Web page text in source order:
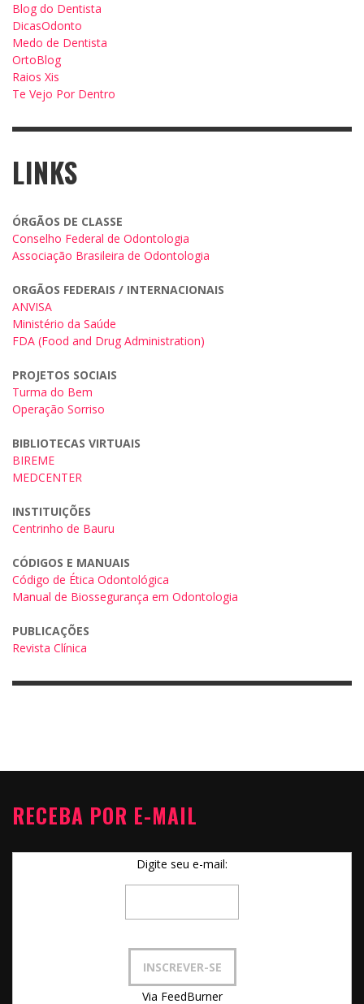
Blog do Dentista
DicasOdonto
Medo de Dentista
OrtoBlog
Raios Xis
Te Vejo Por Dentro
LINKS
ÓRGÃOS DE CLASSE
Conselho Federal de Odontologia
Associação Brasileira de Odontologia
ORGÃOS FEDERAIS / INTERNACIONAIS
ANVISA
Ministério da Saúde
FDA (Food and Drug Administration)
PROJETOS SOCIAIS
Turma do Bem
Operação Sorriso
BIBLIOTECAS VIRTUAIS
BIREME
MEDCENTER
INSTITUIÇÕES
Centrinho de Bauru
CÓDIGOS E MANUAIS
Código de Ética Odontológica
Manual de Biossegurança em Odontologia
PUBLICAÇÕES
Revista Clínica
RECEBA POR E-MAIL
Digite seu e-mail:
Via FeedBurner